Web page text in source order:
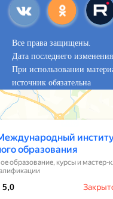
Все права защищены.
Дата последнего
При использовании
источник обязательна